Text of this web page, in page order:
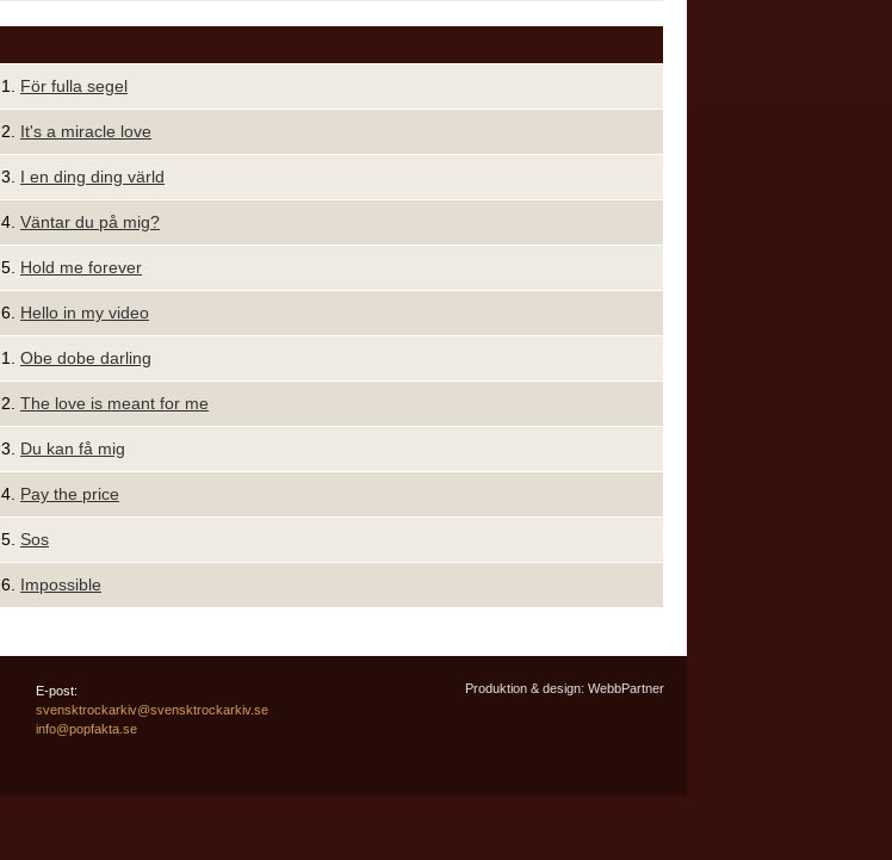
1. För fulla segel
2. It's a miracle love
3. I en ding ding värld
4. Väntar du på mig?
5. Hold me forever
6. Hello in my video
1. Obe dobe darling
2. The love is meant for me
3. Du kan få mig
4. Pay the price
5. Sos
6. Impossible
E-post:
svensktrockarkiv@svensktrockarkiv.se
info@popfakta.se
Produktion & design: WebbPartner